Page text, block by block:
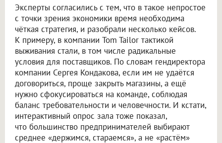
Эксперты согласились с тем, что в такое непростое
с точки зрения экономики время необходима
чёткая стратегия, и разобрали несколько кейсов.
К примеру, в компании Tom Tailor тактикой
выживания стали, в том числе радикальные
условия для поставщиков. По словам гендиректора
компании Сергея Кондакова, если им не удаётся
договориться, проще закрыть магазины, а ещё
нужно сфокусироваться на команде, соблюдая
баланс требовательности и человечности. И кстати,
интерактивный опрос зала тоже показал,
что большинство предпринимателей выбирают
среднее «держимся, стараемся», а не «растём»